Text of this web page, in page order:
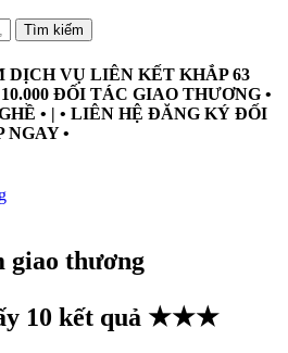
Tìm kiếm
DỊCH VỤ LIÊN KẾT KHẮP 63
ĐỐI TÁC GIAO THƯƠNG •
• | • LIÊN HỆ ĐĂNG KÝ ĐỐI
NGAY •
giao thương
10 kết quả ★★★